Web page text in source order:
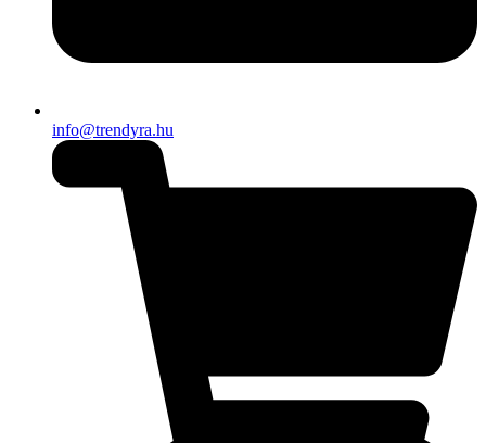
info@trendyra.hu